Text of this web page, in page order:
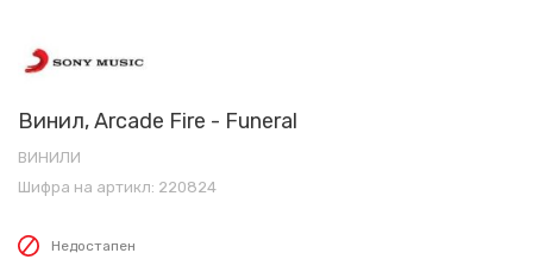
Винил, Arcade Fire - Funeral
ВИНИЛИ
Шифра на артикл: 220824
Недостапен